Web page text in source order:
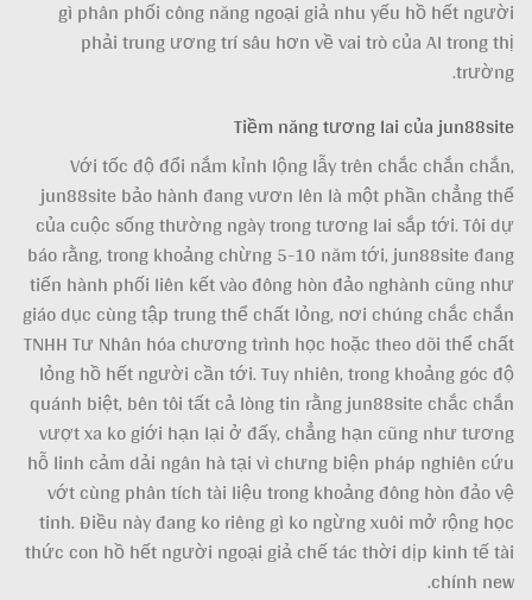
gì phân phối công năng ngoại giả nhu yếu hồ hết người
phải trung ương trí sâu hơn về vai trò của AI trong thị
trường.
Tiềm năng tương lai của jun88site
Với tốc độ đổi nắm kỉnh lộng lẫy trên chắc chắn chắn,
jun88site bảo hành đang vươn lên là một phần chẳng thể
của cuộc sống thường ngày trong tương lai sắp tới. Tôi dự
báo rằng, trong khoảng chừng 5-10 năm tới, jun88site đang
tiến hành phối liên kết vào đông hòn đảo nghành cũng như
giáo dục cùng tập trung thể chất lỏng, nơi chúng chắc chắn
TNHH Tư Nhân hóa chương trình học hoặc theo dõi thể chất
lỏng hồ hết người cần tới. Tuy nhiên, trong khoảng góc độ
quánh biệt, bên tôi tất cả lòng tin rằng jun88site chắc chắn
vượt xa ko giới hạn lại ở đấy, chẳng hạn cũng như tương
hỗ linh cảm dải ngân hà tại vì chưng biện pháp nghiên cứu
vớt cùng phân tích tài liệu trong khoảng đông hòn đảo vệ
tinh. Điều này đang ko riêng gì ko ngừng xuôi mở rộng học
thức con hồ hết người ngoại giả chế tác thời dịp kinh tế tài
chính new.